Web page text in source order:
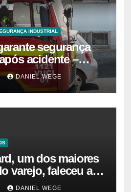
INDUSTRIAL
segurança
acidente –
DANIEL WEGE
um dos maiores
varejo, faleceu aos
Notícias
DANIEL WEGE